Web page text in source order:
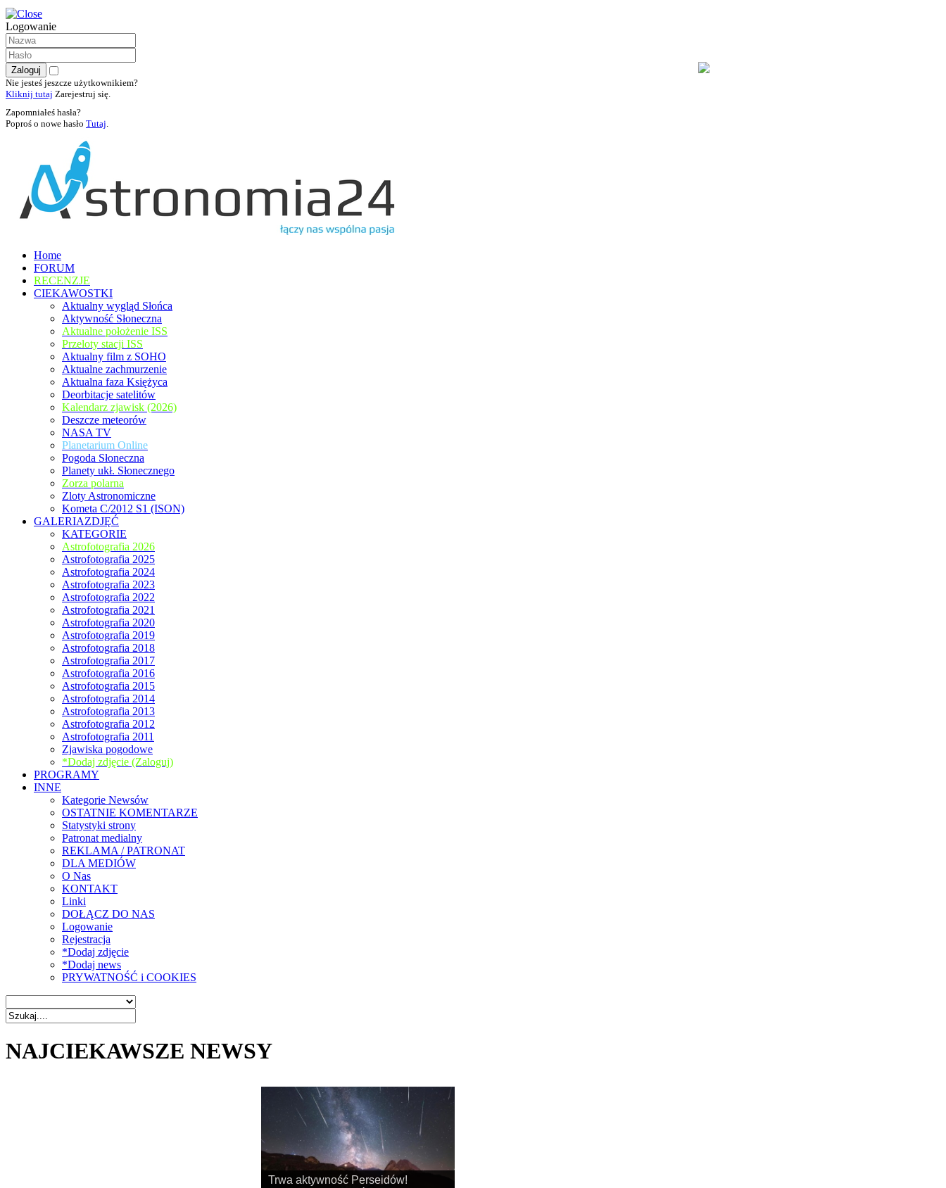
Logowanie
Nie jesteś jeszcze użytkownikiem?
Kliknij tutaj Zarejestruj się.
Zapomniałeś hasła?
Poproś o nowe hasło Tutaj.
Home
FORUM
RECENZJE
CIEKAWOSTKI
Aktualny wygląd Słońca
Aktywność Słoneczna
Aktualne położenie ISS
Przeloty stacji ISS
Aktualny film z SOHO
Aktualne zachmurzenie
Aktualna faza Księżyca
Deorbitacje satelitów
Kalendarz zjawisk (2026)
Deszcze meteorów
NASA TV
Planetarium Online
Pogoda Słoneczna
Planety ukł. Słonecznego
Zorza polarna
Zloty Astronomiczne
Kometa C/2012 S1 (ISON)
GALERIAZDJĘĆ
KATEGORIE
Astrofotografia 2026
Astrofotografia 2025
Astrofotografia 2024
Astrofotografia 2023
Astrofotografia 2022
Astrofotografia 2021
Astrofotografia 2020
Astrofotografia 2019
Astrofotografia 2018
Astrofotografia 2017
Astrofotografia 2016
Astrofotografia 2015
Astrofotografia 2014
Astrofotografia 2013
Astrofotografia 2012
Astrofotografia 2011
Zjawiska pogodowe
*Dodaj zdjęcie (Zaloguj)
PROGRAMY
INNE
Kategorie Newsów
OSTATNIE KOMENTARZE
Statystyki strony
Patronat medialny
REKLAMA / PATRONAT
DLA MEDIÓW
O Nas
KONTAKT
Linki
DOŁĄCZ DO NAS
Logowanie
Rejestracja
*Dodaj zdjęcie
*Dodaj news
PRYWATNOŚĆ i COOKIES
NAJCIEKAWSZE NEWSY